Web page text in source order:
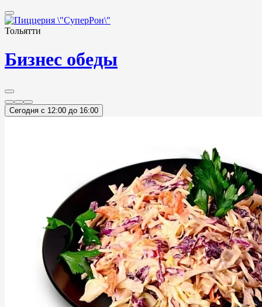
Тольятти
Бизнес обеды
Сегодня c 12:00 до 16:00